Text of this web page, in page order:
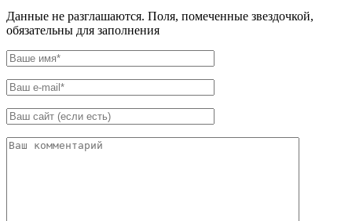
Данные не разглашаются. Поля, помеченные звездочкой,
обязательны для заполнения